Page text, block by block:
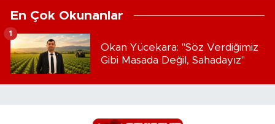
En Çok Okunanlar
Okan Yücekara: "Söz Verdiğimiz
Gibi Masada Değil, Sahadayız"
1